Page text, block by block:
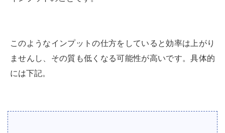
このようなインプットの仕方をしていると効率は上がり
ませんし、その質も低くなる可能性が高いです。具体的
には下記。